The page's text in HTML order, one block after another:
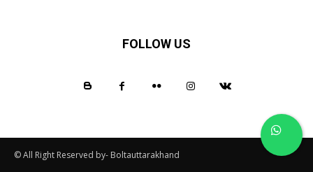
FOLLOW US
© All Right Reserved by- Boltauttarakhand